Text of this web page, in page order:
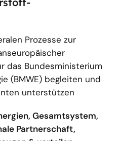
Prozesse zur
das Bundesministerium
(BMWE) begleiten und
unterstützen
Gesamtsystem,
Partnerschaft,